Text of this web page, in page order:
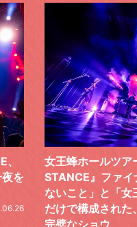
ら
の
「SHISHAMOで
ての芯を貫き通し
たファイナルライ
AY”をレポート